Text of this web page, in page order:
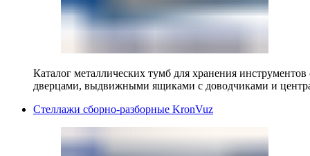
Каталог металлических тумб для хранения
дверцами, выдвижными ящиками с доводчиками и
Стеллажи сборно-разборные KronVuz